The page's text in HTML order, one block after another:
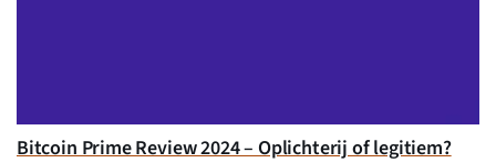
Bitcoin Prime Review 2024 – Oplichterij of legitiem?